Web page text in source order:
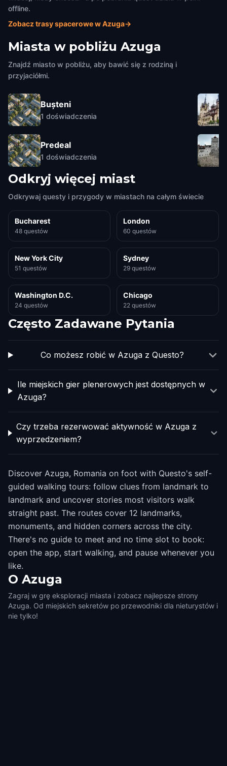
offline.
Zobacz trasy spacerowe w Azuga→
Miasta w pobliżu Azuga
Znajdź miasto w pobliżu, aby bawić się z rodziną i
przyjaciółmi.
Bușteni
1 doświadczenia
Predeal
1 doświadczenia
Odkryj więcej miast
Odkrywaj questy i przygody w miastach na całym świecie
Bucharest
48 questów
London
60 questów
New York City
51 questów
Sydney
29 questów
Washington D.C.
24 questów
Chicago
22 questów
Często Zadawane Pytania
Co możesz robić w Azuga z Questo?
Ile miejskich gier plenerowych jest dostępnych w
Azuga?
Czy trzeba rezerwować aktywność w Azuga z
wyprzedzeniem?
Discover Azuga, Romania on foot with Questo's self-
guided walking tours: follow clues from landmark to
landmark and uncover stories most visitors walk
straight past. The routes cover 12 landmarks,
monuments, and hidden corners across the city.
There's no guide to meet and no time slot to book:
open the app, start walking, and pause whenever you
like.
O Azuga
Zagraj w grę eksploracji miasta i zobacz najlepsze strony
Azuga. Od miejskich sekretów po przewodniki dla nieturystów i
nie tylko!